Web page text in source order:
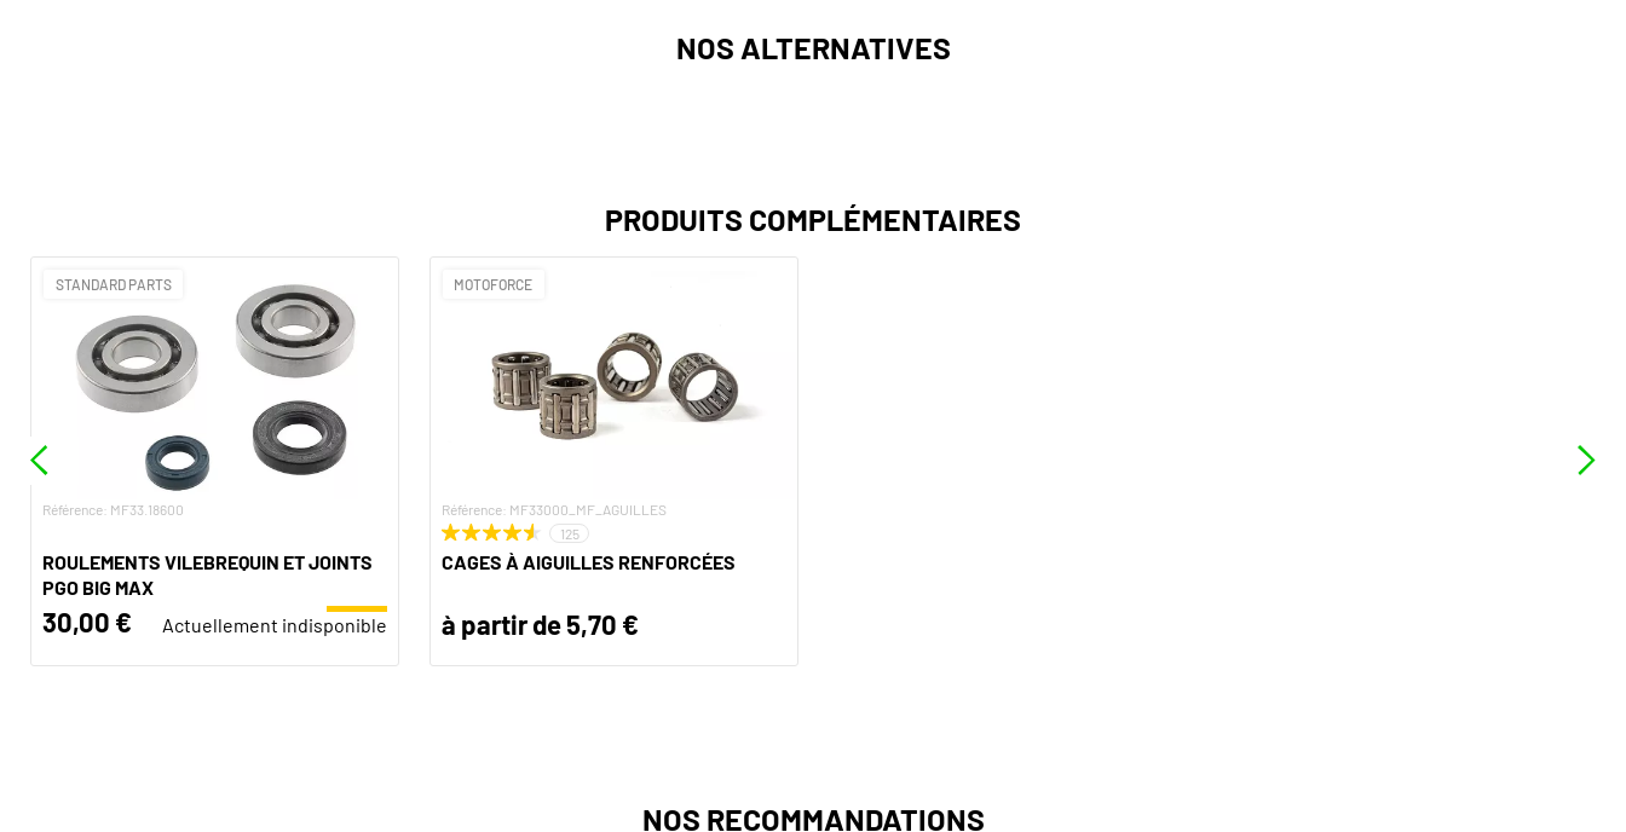
NOS ALTERNATIVES
PRODUITS COMPLÉMENTAIRES
STANDARD PARTS
Référence: MF33.18600
ROULEMENTS VILEBREQUIN ET JOINTS
PGO BIG MAX
30,00 € Actuellement indisponible
MOTOFORCE
Référence: MF33000_MF_AGUILLES
125
CAGES À AIGUILLES RENFORCÉES
à partir de 5,70 €
NOS RECOMMANDATIONS